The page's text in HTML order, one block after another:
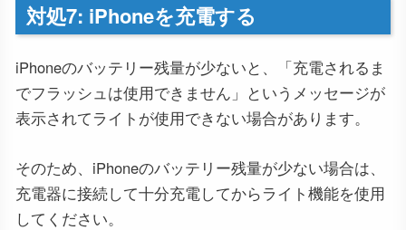
対処7: iPhoneを充電する
iPhoneのバッテリー残量が少ないと、「充電されるま
でフラッシュは使用できません」というメッセージが
表示されてライトが使用できない場合があります。
そのため、iPhoneのバッテリー残量が少ない場合は、
充電器に接続して十分充電してからライト機能を使用
してください。